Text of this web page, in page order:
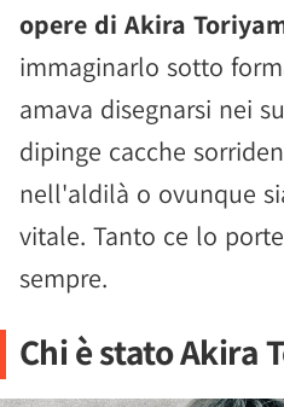
opere di Akira
immaginarlo sotto
amava disegnarsi nei
dipinge cacche
nell'aldilà o ovunque
vitale. Tanto ce lo
sempre.
Chi è stato Akira